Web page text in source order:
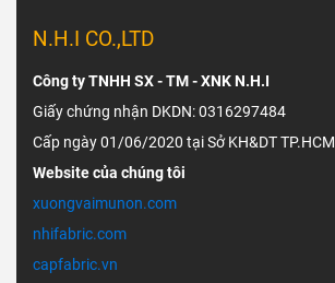
N.H.I CO.,LTD
Công ty TNHH SX - TM - XNK N.H.I
Giấy chứng nhận DKDN: 0316297484
Cấp ngày 01/06/2020 tại Sở KH&DT TP.HCM
Website của chúng tôi
xuongvaimunon.com
nhifabric.com
capfabric.vn